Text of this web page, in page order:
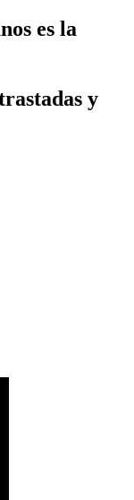
es la
y